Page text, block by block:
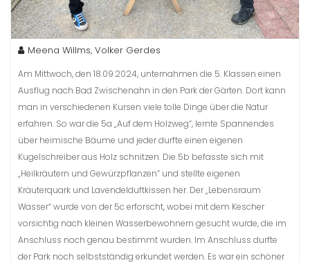
Meena Willms, Volker Gerdes
Am Mittwoch, den 18.09.2024, unternahmen die 5. Klassen einen
Ausflug nach Bad Zwischenahn in den Park der Gärten. Dort kann
man in verschiedenen Kursen viele tolle Dinge über die Natur
erfahren. So war die 5a „Auf dem Holzweg“, lernte Spannendes
über heimische Bäume und jeder durfte einen eigenen
Kugelschreiber aus Holz schnitzen. Die 5b befasste sich mit
„Heilkräutern und Gewürzpflanzen“ und stellte eigenen
Kräuterquark und Lavendelduftkissen her. Der „Lebensraum
Wasser“ wurde von der 5c erforscht, wobei mit dem Kescher
vorsichtig nach kleinen Wasserbewohnern gesucht wurde, die im
Anschluss noch genau bestimmt wurden. Im Anschluss durfte
der Park noch selbstständig erkundet werden. Es war ein schöner